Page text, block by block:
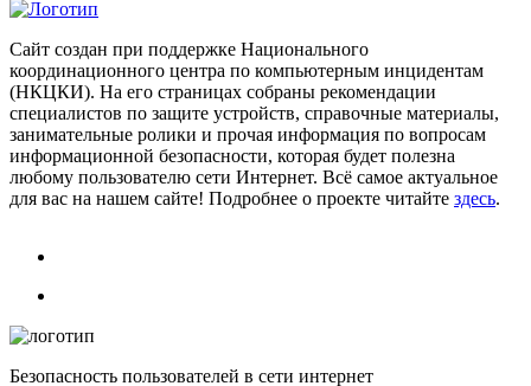
Сайт создан при поддержке Национального
координационного центра по компьютерным инцидентам
(НКЦКИ). На его страницах собраны рекомендации
специалистов по защите устройств, справочные материалы,
занимательные ролики и прочая информация по вопросам
информационной безопасности, которая будет полезна
любому пользователю сети Интернет. Всё самое актуальное
для вас на нашем сайте! Подробнее о проекте читайте здесь.
Безопасность пользователей в сети интернет